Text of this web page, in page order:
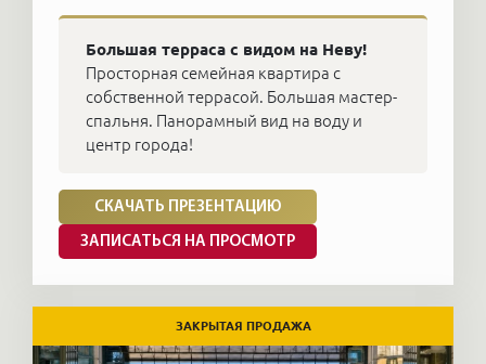
Большая терраса с видом на Неву!
Просторная семейная квартира с
собственной террасой. Большая мастер-
спальня. Панорамный вид на воду и
центр города!
СКАЧАТЬ ПРЕЗЕНТАЦИЮ
ЗАПИСАТЬСЯ НА ПРОСМОТР
ЗАКРЫТАЯ ПРОДАЖА